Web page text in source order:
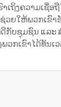
ເຖິງຄວາມເຊື່ອ
ຊ່ວຍໃຫ້ພວກເຂົາ
ກັບຊຸມຊົນ ແລະ
ວກເຂົາໄດ້ທັນເວ